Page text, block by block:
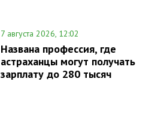
7 августа 2026, 12:02
Названа профессия, где
астраханцы могут получать
зарплату до 280 тысяч